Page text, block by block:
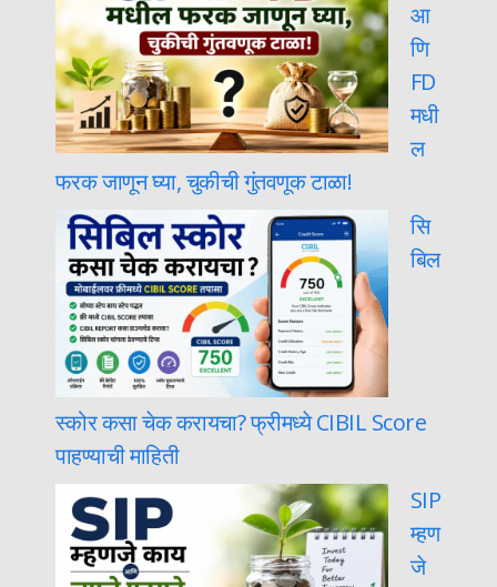
आ
णि
FD
मधी
ल
फरक जाणून घ्या, चुकीची गुंतवणूक टाळा!
सि
बिल
स्कोर कसा चेक करायचा? फ्रीमध्ये CIBIL Score
पाहण्याची माहिती
SIP
म्हण
जे